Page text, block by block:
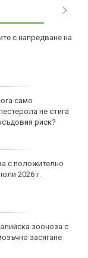
с напредване на
само
не стига
риск?
с положително
2026 г.
зооноза с
засягане